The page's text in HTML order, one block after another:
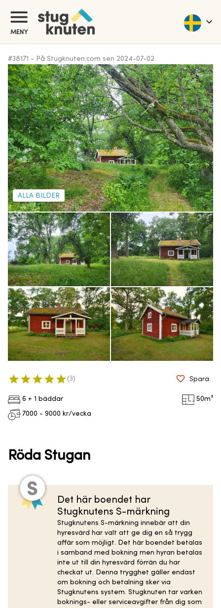
MENY
#38171 - På Stugknuten.com sen 2024-07-02
ALLA BILDER
6 + 1 bäddar 50m²
7000 - 9000 kr/vecka
(3 ) Spara
Röda Stugan
Det här boendet har
Stugknutens S-märkning
Stugknutens S-märkning innebär att din
hyresvärd har valt att ge dig en så trygg
affär som möjligt. Det här boendet betalas
i samband med bokning men hyran betalas
inte ut till din hyresvärd förrän du har
checkat ut. Denna trygghet gäller endast
om bokning och betalning sker via
Stugknutens system. Stugknuten tar varken
boknings- eller serviceavgifter från dig som